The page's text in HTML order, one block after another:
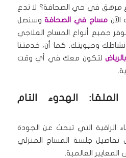
مرهق في حي الصحافة؟ لا تدع
الآنمساج في الصحافةوسنصل
جميع أنواع المساج العلاجي
وحيويتك. كما أن، خدمتنا
لتكون معك في أي وقت
الهدوء التام
الراقية التي تبحث عن الجودة
تفاصيل جلسة المساج المنزلي
العالمية.